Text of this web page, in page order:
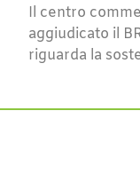
Il centro
aggiudicato il
riguarda la